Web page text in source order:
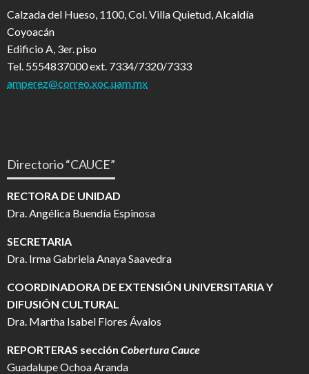
Calzada del Hueso, 1100, Col. Villa Quietud, Alcaldía
Coyoacán
Edificio A, 3er. piso
Tel. 5554837000 ext. 7334/7320/7333
amperez@correo.xoc.uam.mx
Directorio “CAUCE”
RECTORA DE UNIDAD
Dra. Angélica Buendía Espinosa
SECRETARIA
Dra. Irma Gabriela Anaya Saavedra
COORDINADORA DE EXTENSIÓN UNIVERSITARIA Y
DIFUSIÓN CULTURAL
Dra. Martha Isabel Flores Ávalos
REPORTERAS sección Cobertura Cauce
Guadalupe Ochoa Aranda